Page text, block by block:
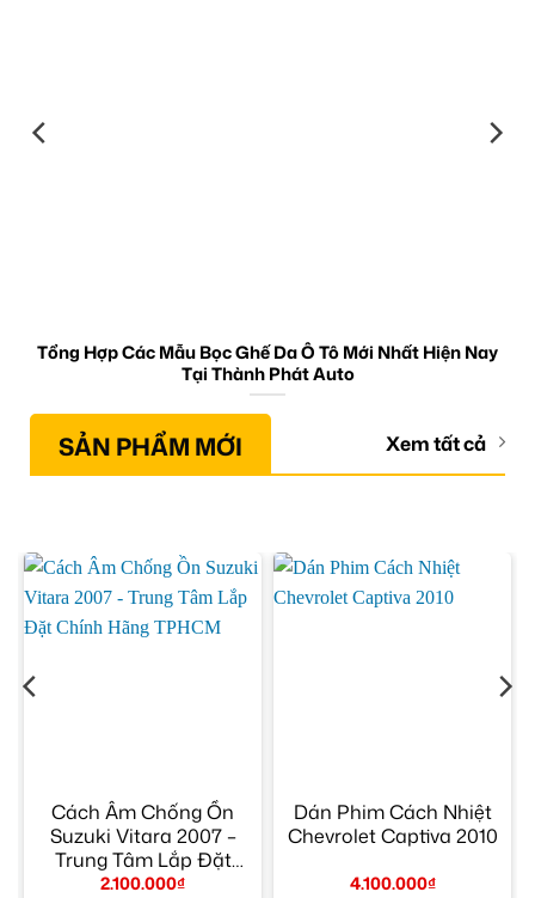
Tổng Hợp Các Mẫu Bọc Ghế Da Ô Tô Mới Nhất Hiện Nay
Tại Thành Phát Auto
SẢN PHẨM MỚI Xem tất cả
Cách Âm Chống Ồn
Suzuki Vitara 2007 –
Trung Tâm Lắp Đặt
Chính Hãng TPHCM
2.100.000₫
Dán Phim Cách Nhiệt
Chevrolet Captiva 2010
4.100.000₫